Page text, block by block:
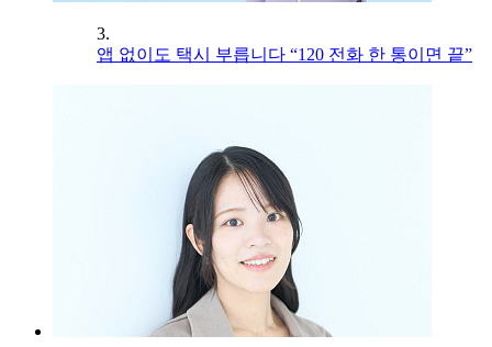
3.
앱 없이도 택시 부릅니다 “120 전화 한 통이면 끝”